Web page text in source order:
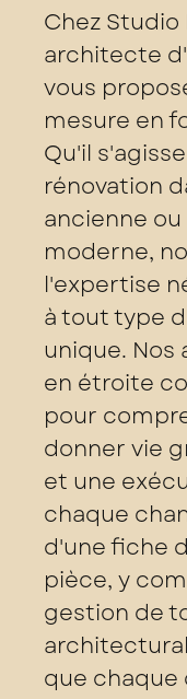
Chez Studio
architecte
vous
mesure en
Qu'il
rénovation
ancienne
moderne,
l'expertise
à tout type
unique.
en étroite
pour
donner vie
et une
chaque
d'une fiche
pièce, y
gestion de
que chaque